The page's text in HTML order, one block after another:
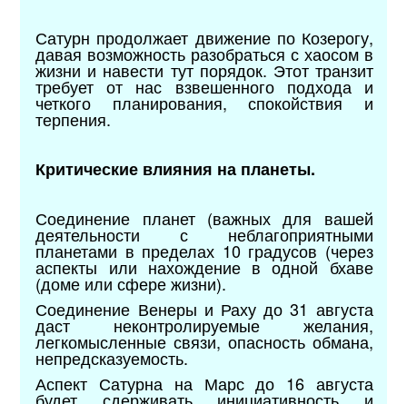
Сатурн продолжает движение по Козерогу,
давая возможность разобраться с хаосом в
жизни и навести тут порядок. Этот транзит
требует от нас взвешенного подхода и
четкого планирования, спокойствия и
терпения.
Критические влияния на планеты.
Соединение планет (важных для вашей
деятельности с неблагоприятными
планетами в пределах 10 градусов (через
аспекты или нахождение в одной бхаве
(доме или сфере жизни).
Соединение Венеры и Раху до 31 августа
даст неконтролируемые желания,
легкомысленные связи, опасность обмана,
непредсказуемость.
Аспект Сатурна на Марс до 16 августа
будет сдерживать инициативность и